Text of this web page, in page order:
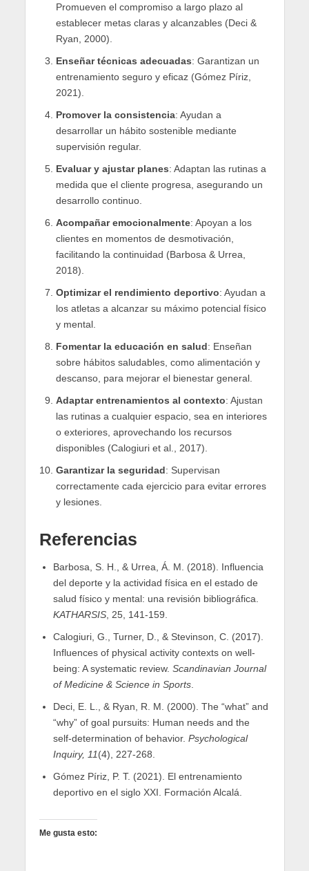
Promueven el compromiso a largo plazo al
establecer metas claras y alcanzables (Deci &
Ryan, 2000).
Enseñar técnicas adecuadas: Garantizan un
entrenamiento seguro y eficaz (Gómez Píriz,
2021).
Promover la consistencia: Ayudan a
desarrollar un hábito sostenible mediante
supervisión regular.
Evaluar y ajustar planes: Adaptan las rutinas a
medida que el cliente progresa, asegurando un
desarrollo continuo.
Acompañar emocionalmente: Apoyan a los
clientes en momentos de desmotivación,
facilitando la continuidad (Barbosa & Urrea,
2018).
Optimizar el rendimiento deportivo: Ayudan a
los atletas a alcanzar su máximo potencial físico
y mental.
Fomentar la educación en salud: Enseñan
sobre hábitos saludables, como alimentación y
descanso, para mejorar el bienestar general.
Adaptar entrenamientos al contexto: Ajustan
las rutinas a cualquier espacio, sea en interiores
o exteriores, aprovechando los recursos
disponibles (Calogiuri et al., 2017).
Garantizar la seguridad: Supervisan
correctamente cada ejercicio para evitar errores
y lesiones.
Referencias
Barbosa, S. H., & Urrea, Á. M. (2018). Influencia
del deporte y la actividad física en el estado de
salud físico y mental: una revisión bibliográfica.
KATHARSIS, 25, 141-159.
Calogiuri, G., Turner, D., & Stevinson, C. (2017).
Influences of physical activity contexts on well-
being: A systematic review. Scandinavian Journal
of Medicine & Science in Sports.
Deci, E. L., & Ryan, R. M. (2000). The “what” and
“why” of goal pursuits: Human needs and the
self-determination of behavior. Psychological
Inquiry, 11(4), 227-268.
Gómez Píriz, P. T. (2021). El entrenamiento
deportivo en el siglo XXI. Formación Alcalá.
Me gusta esto: